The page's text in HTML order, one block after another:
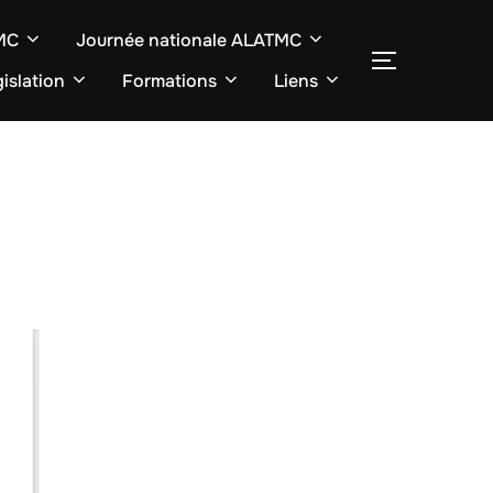
Journée nationale ALATMC
Formations Liens